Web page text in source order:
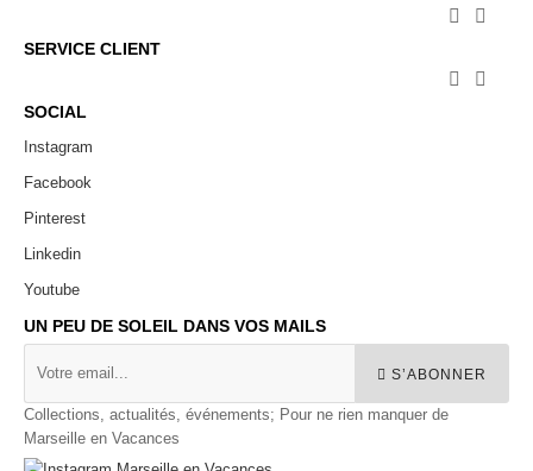
 
SERVICE CLIENT
 
SOCIAL
Instagram
Facebook
Pinterest
Linkedin
Youtube
UN PEU DE SOLEIL DANS VOS MAILS
S’ABONNER
Collections, actualités, événements; Pour ne rien manquer de
Marseille en Vacances